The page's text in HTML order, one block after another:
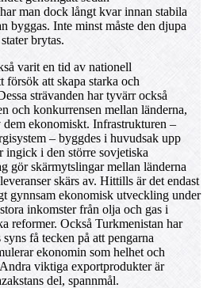
man dock långt kvar innan stabila
byggas. Inte minst måste den djupa
brytas.
varit en tid av nationell
försök att skapa starka och
strävanden har tyvärr också
och konkurrensen mellan länderna,
ekonomiskt. Infrastrukturen –
– byggdes i huvudsak upp
ingick i den större sovjetiska
gör skärmytslingar mellan länderna
skärs av. Hittills är det endast
gynnsam ekonomisk utveckling under
inkomster från olja och gas i
reformer. Också Turkmenistan har
få tecken på att pengarna
ekonomin som helhet och
viktiga exportprodukter är
del, spannmål.